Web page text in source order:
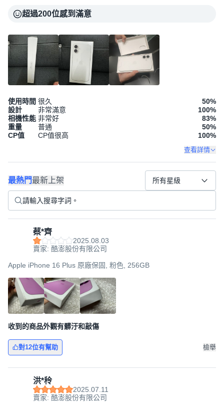
超過200位感到滿意
使用時間 很久 50%
設計
非常滿意 100%
相機性能 非常好 83%
重量
普通 50%
CP值
CP值很高 100%
查看詳情
最熱門最新上架 所有星級
蔡*齊
2025.08.03
賣家: 酷澎股份有限公司
Apple iPhone 16 Plus 原廠保固, 粉色, 256GB
收到的商品外觀有髒汙和敲傷
對12位有幫助 檢舉
洪*秢
2025.07.11
賣家: 酷澎股份有限公司